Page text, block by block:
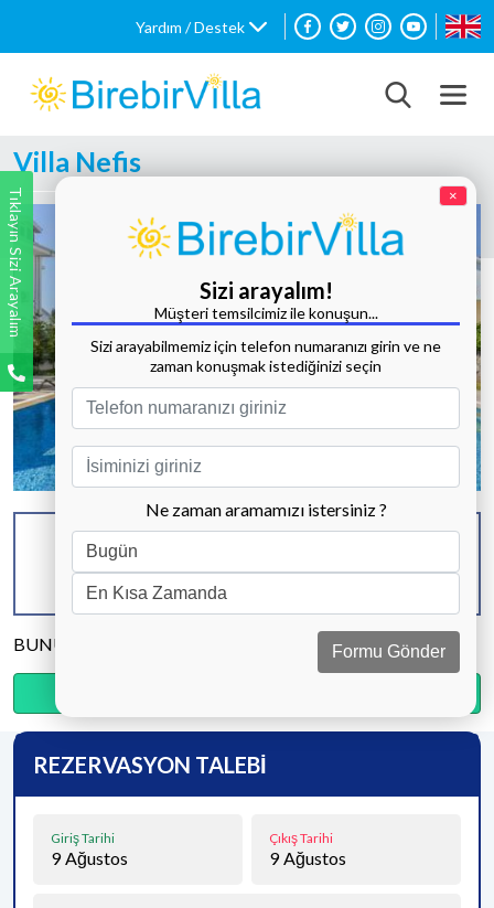
Yardım / Destek
Villa Nefis
Tüm Fotoğrafları Göster
KAPASİTE
8 KİŞİ
BANYO & WC
4 ADET
YATAK ODASI
BUNU PAYLAŞ
REZERVASYON TALEBİ
Giriş Tarihi
9 Ağustos
Çıkış Tarihi
9 Ağustos
Tıklayın Sizi Arayalım ×
Sizi arayalım!
Müşteri temsilcimiz ile konuşun...
Sizi arayabilmemiz için telefon numaranızı girin ve ne
zaman konuşmak istediğinizi seçin
Ne zaman aramamızı istersiniz ?
Formu Gönder